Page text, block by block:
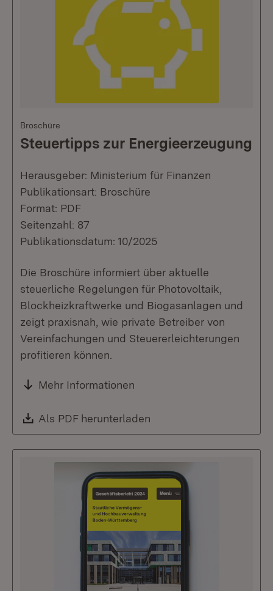
Broschüre
Steuertipps zur Energieerzeugung
Herausgeber: Ministerium für Finanzen
Publikationsart: Broschüre
Format: PDF
Seitenzahl: 87
Publikationsdatum: 10/2025
Die Broschüre informiert über aktuelle
steuerliche Regelungen für Photovoltaik,
Blockheizkraftwerke und Biogasanlagen und
zeigt praxisnah, wie private Betreiber von
Vereinfachungen und Steuererleichterungen
profitieren können.
Mehr Informationen
Download:
Als PDF herunterladen